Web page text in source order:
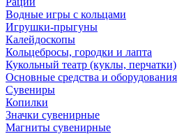
Водные игры с кольцами
Игрушки-прыгуны
Калейдоскопы
Кольцебросы, городки и лапта
Кукольный театр (куклы, перчатки)
Основные средства и оборудования
Сувениры
Копилки
Значки сувенирные
Магниты сувенирные